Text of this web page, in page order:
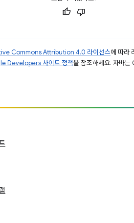
Commons Attribution 4.0 라이선스에 따라
Developers 사이트 정책을 참조하세요. 자바